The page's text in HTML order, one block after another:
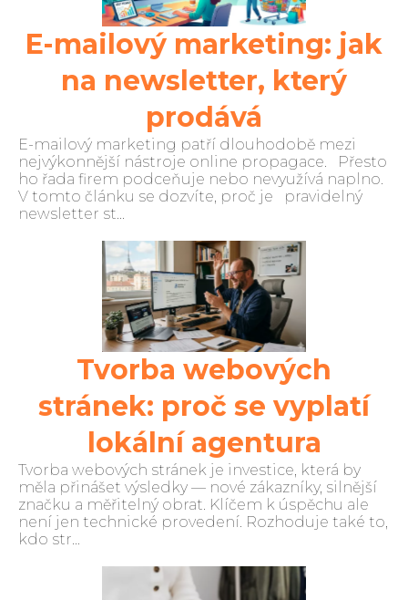
E-mailový marketing: jak
na newsletter, který
prodává
E-mailový marketing patří dlouhodobě mezi
nejvýkonnější nástroje online propagace. Přesto
ho řada firem podceňuje nebo nevyužívá naplno.
V tomto článku se dozvíte, proč je pravidelný
newsletter st...
Tvorba webových
stránek: proč se vyplatí
lokální agentura
Tvorba webových stránek je investice, která by
měla přinášet výsledky — nové zákazníky, silnější
značku a měřitelný obrat. Klíčem k úspěchu ale
není jen technické provedení. Rozhoduje také to,
kdo str...